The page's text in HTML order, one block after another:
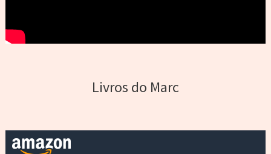
Livros do Marc